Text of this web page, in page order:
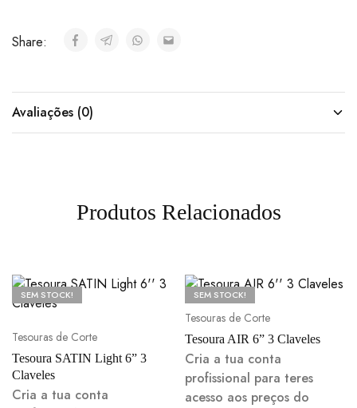
Share:
Avaliações (0)
Produtos Relacionados
SEM STOCK!
Tesouras de Corte
Tesoura SATIN Light 6” 3
Claveles
Cria a tua conta
SEM STOCK!
Tesouras de Corte
Tesoura AIR 6” 3 Claveles
Cria a tua conta
profissional para teres
acesso aos preços do